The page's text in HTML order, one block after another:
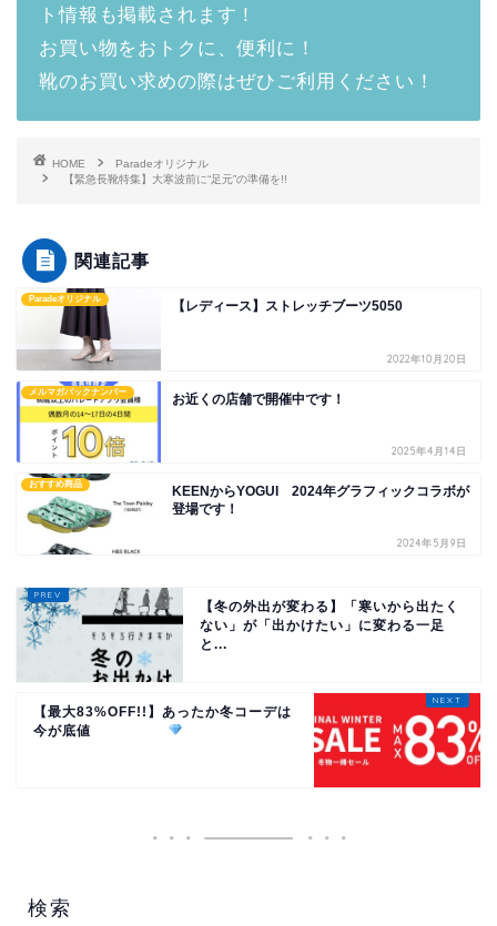
ト情報も掲載されます！
お買い物をおトクに、便利に！
靴のお買い求めの際はぜひご利用ください！
HOME
Paradeオリジナル
【緊急長靴特集】大寒波前に“足元”の準備を!!
関連記事
Paradeオリジナル 【レディース】ストレッチブーツ5050
2022年10月20日
メルマガバックナンバー お近くの店舗で開催中です！
2025年4月14日
おすすめ商品
KEENからYOGUI 2024年グラフィックコラボが
登場です！
2024年5月9日
【冬の外出が変わる】「寒いから出たく
ない」が「出かけたい」に変わる一足
と...
【最大83%OFF!!】あったか冬コーデは
今が底値
検索